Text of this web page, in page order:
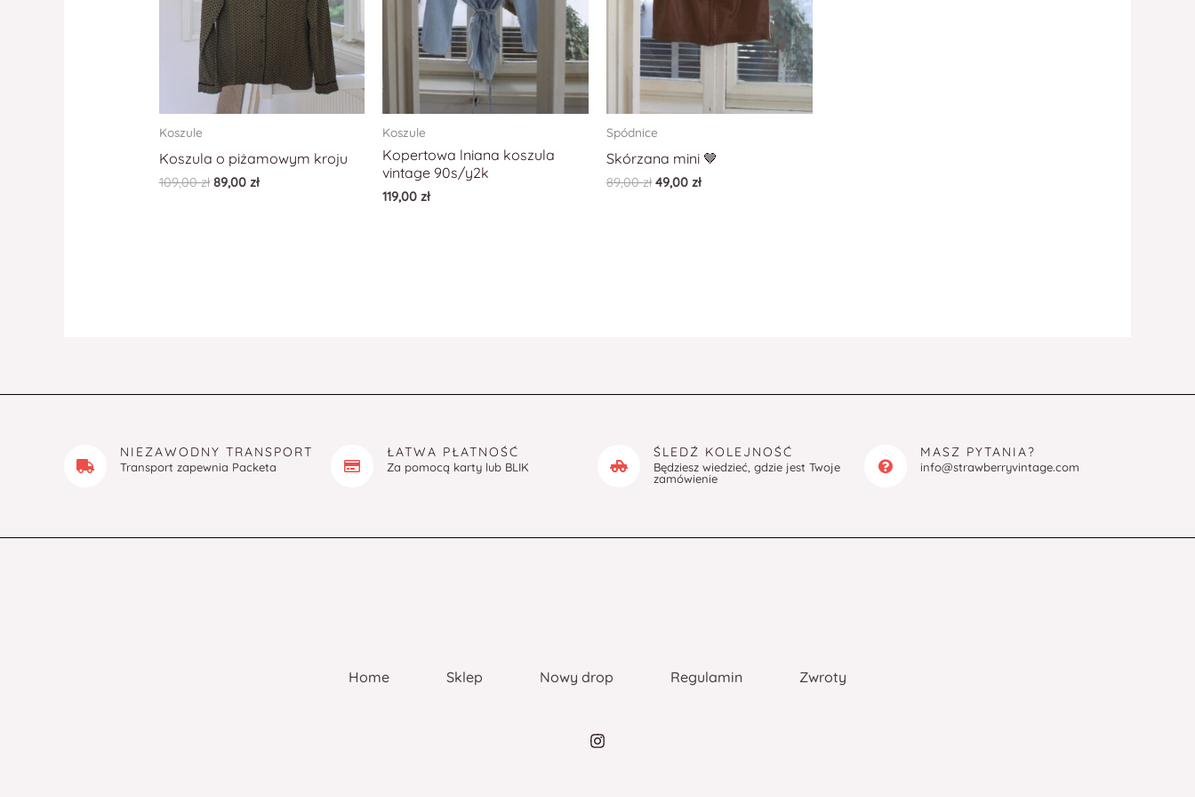
Koszule
Koszula o piżamowym kroju
109,00zł 89,00 zł
Koszule
Kopertowa lniana koszula
vintage 90s/y2k
119,00zł
Spódnice
Skórzana mini 🤎
89,00zł 49,00 zł
NIEZAWODNY TRANSPORT
Transport zapewnia Packeta
ŁATWA PŁATNOŚĆ
Za pomocą karty lub BLIK
ŚLEDŹ KOLEJNOŚĆ
Będziesz wiedzieć, gdzie jest Twoje
zamówienie
MASZ PYTANIA?
info@strawberryvintage.com
Home Sklep Nowy drop Regulamin Zwroty